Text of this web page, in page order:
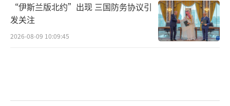
“伊斯兰版北约”出现 三国防务协议引
发关注
2026-08-09 10:09:45